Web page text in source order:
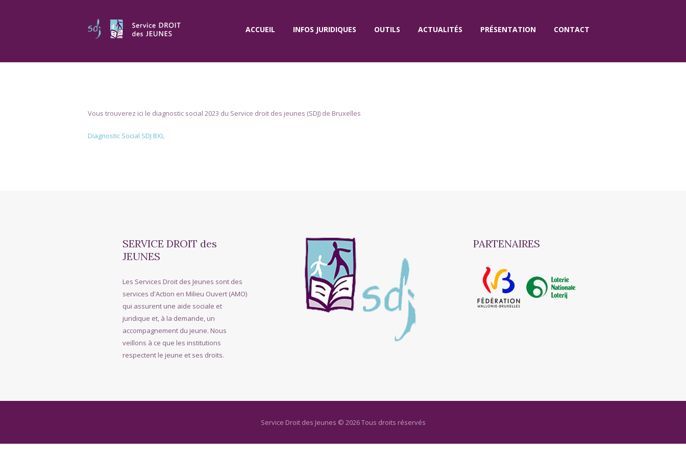
ACCUEIL INFOS JURIDIQUES OUTILS ACTUALITÉS PRÉSENTATION CONTACT
Vous trouverez ici le diagnostic social 2023 du Service droit des jeunes (SDJ) de Bruxelles
Diagnostic Social SDJ BXL
SERVICE DROIT des
JEUNES
Les Services Droit des Jeunes sont des
services d'Action en Milieu Ouvert (AMO)
qui assurent une aide sociale et
juridique et, à la demande, un
accompagnement du jeune. Nous
veillons à ce que les institutions
respectent le jeune et ses droits.
PARTENAIRES
Service Droit des Jeunes © 2026 Tous droits réservés